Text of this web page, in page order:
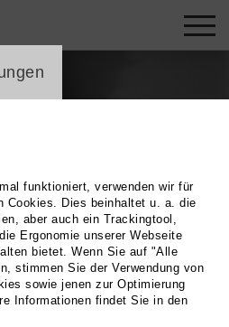
funktioniert, verwenden wir für
Cookies. Dies beinhaltet u. a. die
aber auch ein Trackingtool,
Ergonomie unserer Webseite
bietet. Wenn Sie auf "Alle
stimmen Sie der Verwendung von
sowie jenen zur Optimierung
Informationen findet Sie in den